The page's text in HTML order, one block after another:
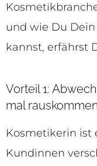
und wie Du
kannst, erfährst
Vorteil 1:
mal rauskommen
Kosmetikerin ist
Kundinnen